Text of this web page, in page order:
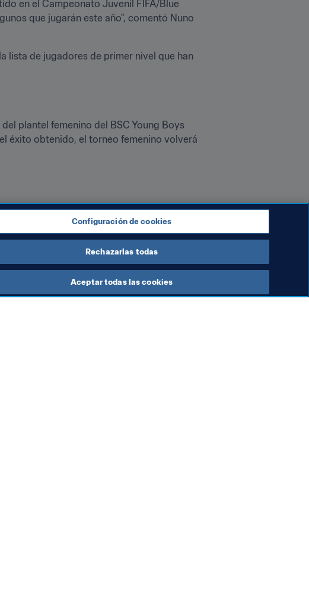
en el Campeonato Juvenil FIFA/Blue
que jugarán este año", comentó Nuno
lista de jugadores de primer nivel que han
plantel femenino del BSC Young Boys
éxito obtenido, el torneo femenino volverá
a trabajar con ahínco para hacer sus
juvenil para niños y niñas de 10 y 11
Configuración de cookies
Rechazarlas todas
Aceptar todas las cookies